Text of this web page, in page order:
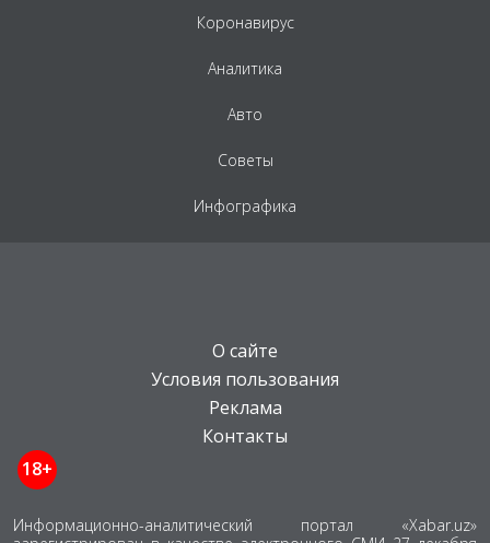
Коронавирус
Аналитика
Авто
Советы
Инфографика
О сайте
Условия пользования
Реклама
Контакты
18+
Информационно-аналитический портал «Xabar.uz»